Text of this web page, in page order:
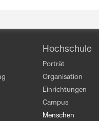
Hochschule
Porträt
Organisation
Einrichtungen
Campus
Menschen